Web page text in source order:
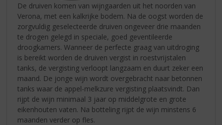
De druiven komen van wijngaarden uit het noorden van
Verona, met een kalkrijke bodem. Na de oogst worden de
zorgvuldig geselecteerde druiven ongeveer drie maanden
te drogen gelegd in speciale, goed geventileerde
droogkamers. Wanneer de perfecte graag van uitdroging
is bereikt worden de druiven vergist in roestvrijstalen
tanks, de vergisting verloopt langzaam en duurt zeker een
maand. De jonge wijn wordt overgebracht naar betonnen
tanks waar de appel-melkzure vergisting plaatsvindt. Dan
rijpt de wijn minimaal 3 jaar op middelgrote en grote
eikenhouten vaten. Na botteling rijpt de wijn minstens 6
maanden verder op fles.